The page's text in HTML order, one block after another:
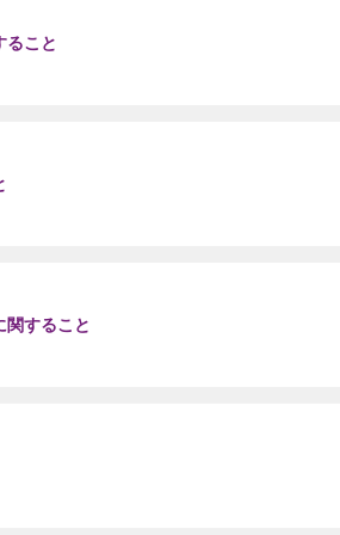
ること
関すること